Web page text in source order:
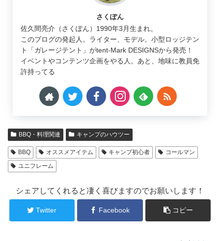
さくぽん
佐久間亮介（さくぽん）1990年3月生まれ。
このブログの発起人。ライター、モデル。小型ロッジテン
ト「ガレージテント」がtent-Mark DESIGNSから発売！
イベントやコンテンツ企画をやる人。あと、地味に教員免
許持ってる
BBQ・料理関連 キャンプのハウツー
BBQ オススメアイテム キャンプ初心者
コールマン
ユニフレーム
シェアしてくれると凄く喜びますのでお願いします！
Twitter Facebook コピー